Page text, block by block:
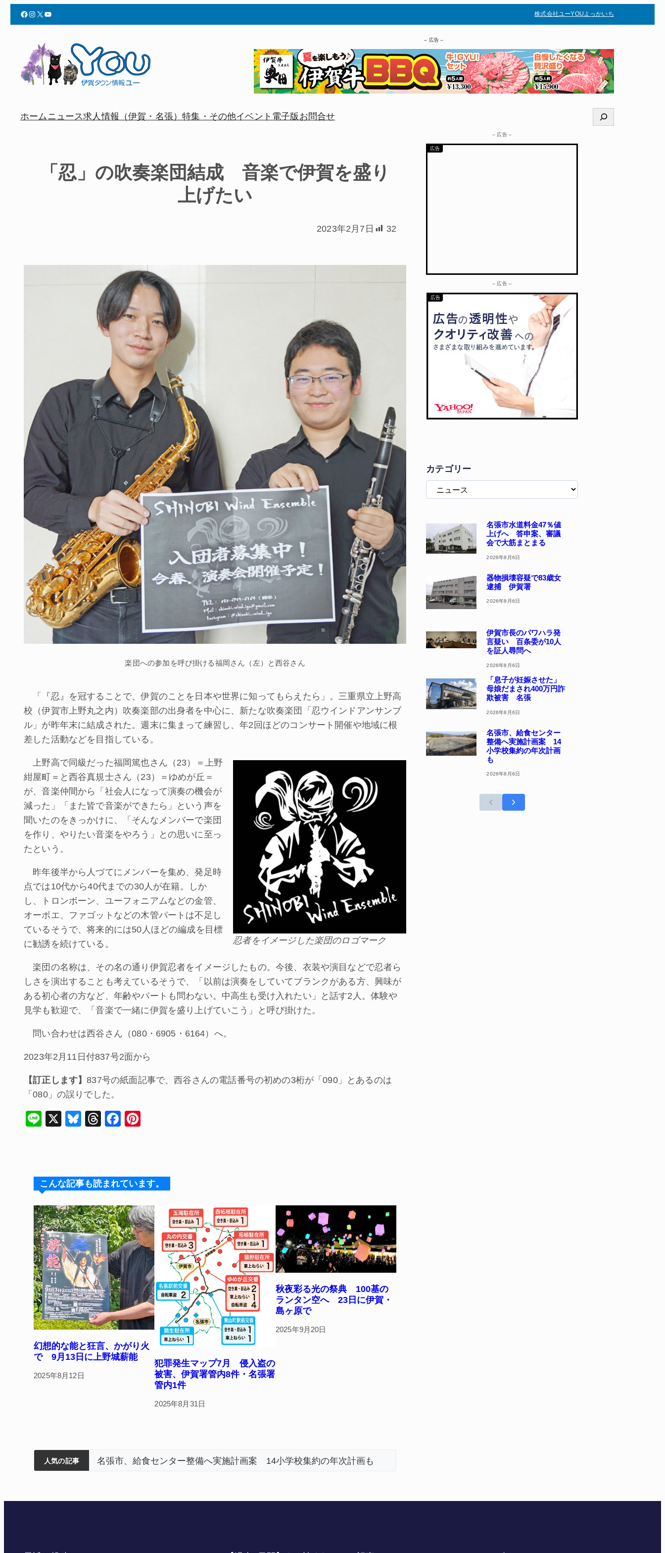
Facebook Instagram X YouTube 株式会社ユーYOUよっかいち
– 広告 –
ホームニュース求人情報（伊賀・名張）特集・その他イベント 電子版 お問合せ
検
索
「忍」の吹奏楽団結成 音楽で伊賀を盛り
上げたい
2023年2月7日 32
楽団への参加を呼び掛ける福岡さん（左）と西谷さん
「『忍』を冠することで、伊賀のことを日本や世界に知ってもらえたら」。三重県立上野高
校（伊賀市上野丸之内）吹奏楽部の出身者を中心に、新たな吹奏楽団「忍ウインドアンサンブ
ル」が昨年末に結成された。週末に集まって練習し、年2回ほどのコンサート開催や地域に根
差した活動などを目指している。
忍者をイメージした楽団のロゴマーク
上野高で同級だった福岡篤也さん（23）＝上野
紺屋町＝と西谷真規士さん（23）＝ゆめが丘＝
が、音楽仲間から「社会人になって演奏の機会が
減った」「また皆で音楽ができたら」という声を
聞いたのをきっかけに、「そんなメンバーで楽団
を作り、やりたい音楽をやろう」との思いに至っ
たという。
昨年後半から人づてにメンバーを集め、発足時
点では10代から40代までの30人が在籍。しか
し、トロンボーン、ユーフォニアムなどの金管、
オーボエ、ファゴットなどの木管パートは不足し
ているそうで、将来的には50人ほどの編成を目標
に勧誘を続けている。
楽団の名称は、その名の通り伊賀忍者をイメージしたもの。今後、衣装や演目などで忍者ら
しさを演出することも考えているそうで、「以前は演奏をしていてブランクがある方、興味が
ある初心者の方など、年齢やパートも問わない。中高生も受け入れたい」と話す2人。体験や
見学も歓迎で、「音楽で一緒に伊賀を盛り上げていこう」と呼び掛けた。
問い合わせは西谷さん（080・6905・6164）へ。
2023年2月11日付837号2面から
【訂正します】837号の紙面記事で、西谷さんの電話番号の初めの3桁が「090」とあるのは
「080」の誤りでした。
Li
X
Bl
k
T
d
F
b
o
k
st
こんな記事も読まれています。
幻想的な能と狂言、かがり火
で 9月13日に上野城薪能
2025年8月12日
犯罪発生マップ7月 侵入盗の
被害、伊賀署管内8件・名張署
管内1件
2025年8月31日
秋夜彩る光の祭典 100基の
ランタン空へ 23日に伊賀・
島ヶ原で
2025年9月20日
人気の記事
ィアで清掃 伊賀
3回目の派遣
う 近大高専 名張市、給食センター整備へ実施計画案 14小学校集約の年次計画も
– 広告 –
– 広告 –
カテゴリー
名張市水道料金47％値
上げへ 答申案、審議
会で大筋まとまる
2026年8月6日
器物損壊容疑で83歳女
逮捕 伊賀署
2026年8月6日
伊賀市長のパワハラ発
言疑い 百条委が10人
を証人尋問へ
2026年8月6日
「息子が妊娠させた」
母娘だまされ400万円詐
欺被害 名張
2026年8月6日
名張市、給食センター
整備へ実施計画案 14
小学校集約の年次計画
も
2026年8月6日